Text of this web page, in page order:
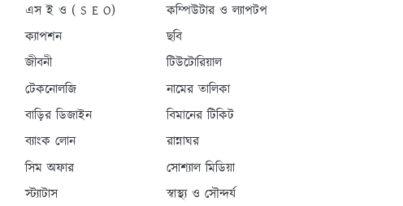
এস ই ও ( S E O)
কম্পিউটার ও ল্যাপটপ
ক্যাপশন
ছবি
জীবনী
টিউটোরিয়াল
টেকনোলজি
নামের তালিকা
বাড়ির ডিজাইন
বিমানের টিকিট
ব্যাংক লোন
রান্নাঘর
সিম অফার
সোশ্যাল মিডিয়া
স্ট্যাটাস
স্বাস্থ্য ও সৌন্দর্য